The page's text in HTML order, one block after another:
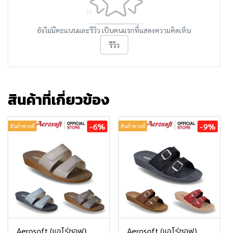
ยังไม่มีคะแนนและรีวิว เป็นคนแรกที่แสดงความคิดเห็น
รีวิว
สินค้าที่เกี่ยวข้อง
สินค้าขายดี -6% สินค้าขายดี -9%